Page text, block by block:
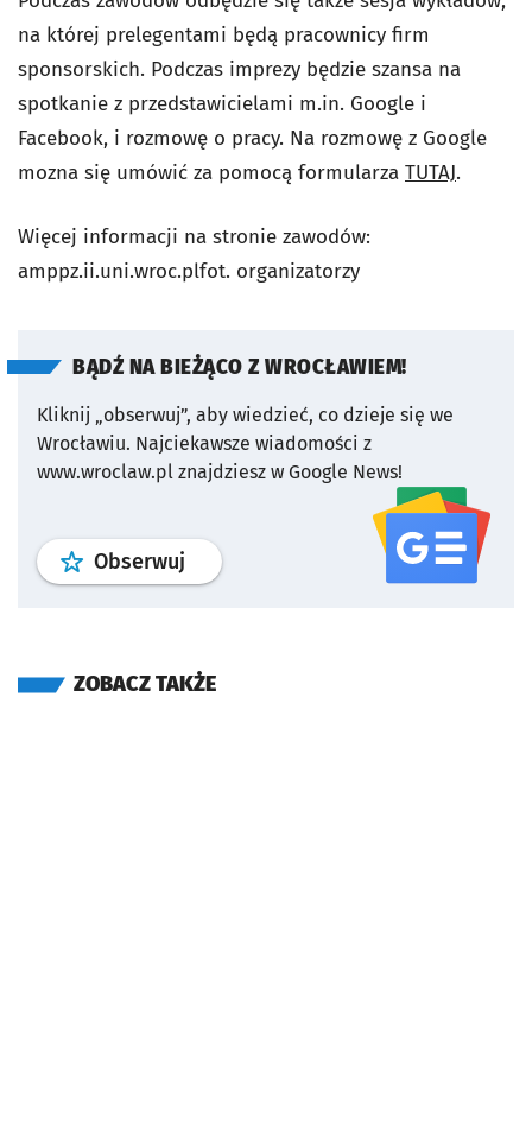
na której prelegentami będą pracownicy firm
sponsorskich. Podczas imprezy będzie szansa na
spotkanie z przedstawicielami m.in. Google i
Facebook, i rozmowę o pracy. Na rozmowę z Google
mozna się umówić za pomocą formularza TUTAJ.
Więcej informacji na stronie zawodów:
amppz.ii.uni.wroc.plfot. organizatorzy
BĄDŹ NA BIEŻĄCO Z WROCŁAWIEM!
Kliknij „obserwuj”, aby wiedzieć, co dzieje się we
Wrocławiu. Najciekawsze wiadomości z
www.wroclaw.pl znajdziesz w Google News!
Obserwuj profil serwisu
ZOBACZ TAKŻE